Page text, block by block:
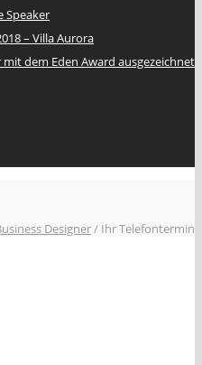
Speaker
– Villa Aurora
dem Eden Award ausgezeichnet
Designer/ Ihr Telefontermin